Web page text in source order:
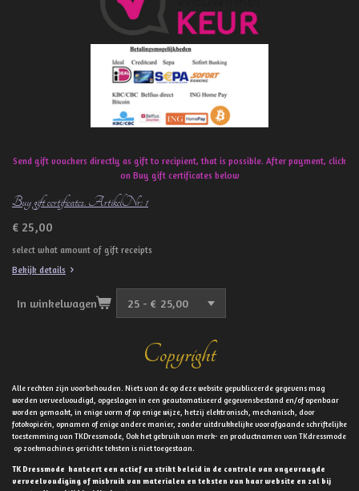
o
k
Send gift vouchers directly as gift to recipient, that is possible. After payment, click
on Buy gift certificates below
Buy gift certificates. ArtikelNr: 1
€ 25,00
select what amount of gift receipts
Bekijk details
In winkelwagen
Copyright
Alle rechten zijn voorbehouden. Niets van de op deze website gepubliceerde gegevens mag
worden verveelvoudigd, opgeslagen in een geautomatiseerd gegevensbestand en/of openbaar
worden gemaakt, in enige vorm of op enige wijze, hetzij elektronisch, mechanisch, door
fotokopieën, opnamen of enige andere manier, zonder uitdrukkelijke voorafgaande schriftelijke
toestemming van TKDressmode, Ook het gebruik van merk- en productnamen van TKdressmode
op zoekmachines gerichte teksten is niet toegestaan.
TK Dressmode hanteert een actief en strikt beleid in de controle van ongevraagde
verveelvoudiging of misbruik van materialen en teksten van haar website en zal bij